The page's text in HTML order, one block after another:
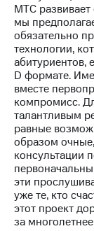
МТС
мы
обязательно
технологии,
абитуриентов,
D формате.
вместе
компромисс.
талантливым
равные
образом
консультации
эти
уже те, кто
этот проект
за